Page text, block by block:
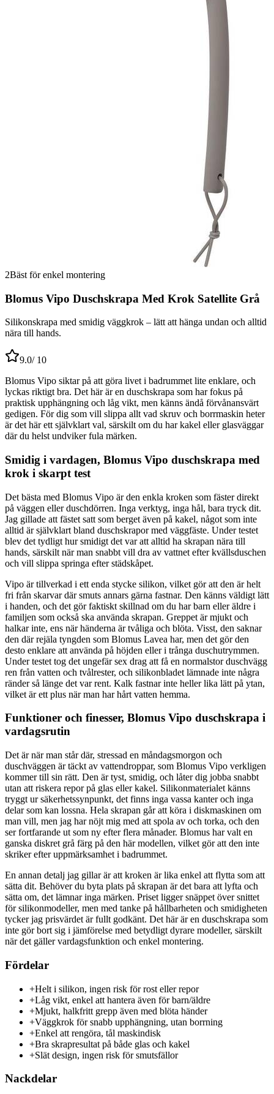
2Bäst för enkel montering
Blomus Vipo Duschskrapa Med Krok Satellite Grå
Silikonskrapa med smidig väggkrok – lätt att hänga undan och alltid
nära till hands.
9.0/ 10
Blomus Vipo siktar på att göra livet i badrummet lite enklare, och
lyckas riktigt bra. Det här är en duschskrapa som har fokus på
praktisk upphängning och låg vikt, men känns ändå förvånansvärt
gedigen. För dig som vill slippa allt vad skruv och borrmaskin heter
är det här ett självklart val, särskilt om du har kakel eller glasväggar
där du helst undviker fula märken.
Smidig i vardagen, Blomus Vipo duschskrapa med
krok i skarpt test
Det bästa med Blomus Vipo är den enkla kroken som fäster direkt
på väggen eller duschdörren. Inga verktyg, inga hål, bara tryck dit.
Jag gillade att fästet satt som berget även på kakel, något som inte
alltid är självklart bland duschskrapor med väggfäste. Under testet
blev det tydligt hur smidigt det var att alltid ha skrapan nära till
hands, särskilt när man snabbt vill dra av vattnet efter kvällsduschen
och vill slippa springa efter städskåpet.
Vipo är tillverkad i ett enda stycke silikon, vilket gör att den är helt
fri från skarvar där smuts annars gärna fastnar. Den känns väldigt lätt
i handen, och det gör faktiskt skillnad om du har barn eller äldre i
familjen som också ska använda skrapan. Greppet är mjukt och
halkar inte, ens när händerna är tvåliga och blöta. Visst, den saknar
den där rejäla tyngden som Blomus Lavea har, men det gör den
desto enklare att använda på höjden eller i trånga duschutrymmen.
Under testet tog det ungefär sex drag att få en normalstor duschvägg
ren från vatten och tvålrester, och silikonbladet lämnade inte några
ränder så länge det var rent. Kalk fastnar inte heller lika lätt på ytan,
vilket är ett plus när man har hårt vatten hemma.
Funktioner och finesser, Blomus Vipo duschskrapa i
vardagsrutin
Det är när man står där, stressad en måndagsmorgon och
duschväggen är täckt av vattendroppar, som Blomus Vipo verkligen
kommer till sin rätt. Den är tyst, smidig, och låter dig jobba snabbt
utan att riskera repor på glas eller kakel. Silikonmaterialet känns
tryggt ur säkerhetssynpunkt, det finns inga vassa kanter och inga
delar som kan lossna. Hela skrapan går att köra i diskmaskinen om
man vill, men jag har nöjt mig med att spola av och torka, och den
ser fortfarande ut som ny efter flera månader. Blomus har valt en
ganska diskret grå färg på den här modellen, vilket gör att den inte
skriker efter uppmärksamhet i badrummet.
En annan detalj jag gillar är att kroken är lika enkel att flytta som att
sätta dit. Behöver du byta plats på skrapan är det bara att lyfta och
sätta om, det lämnar inga märken. Priset ligger snäppet över snittet
för silikonmodeller, men med tanke på hållbarheten och smidigheten
tycker jag prisvärdet är fullt godkänt. Det här är en duschskrapa som
inte gör bort sig i jämförelse med betydligt dyrare modeller, särskilt
när det gäller vardagsfunktion och enkel montering.
Fördelar
+Helt i silikon, ingen risk för rost eller repor
+Låg vikt, enkel att hantera även för barn/äldre
+Mjukt, halkfritt grepp även med blöta händer
+Väggkrok för snabb upphängning, utan borrning
+Enkel att rengöra, tål maskindisk
+Bra skrapresultat på både glas och kakel
+Slät design, ingen risk för smutsfällor
Nackdelar